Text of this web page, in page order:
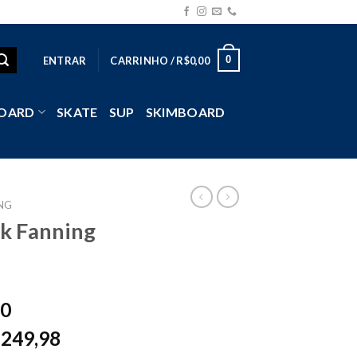
ENTRAR CARRINHO /R$0,00 0
SKATE SUP SKIMBOARD
Fanning
249,98